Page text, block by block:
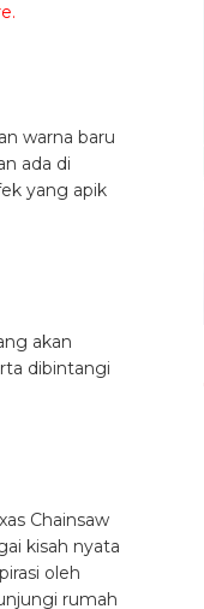
warna baru
ada di
yang apik
akan
dibintangi
Chainsaw
kisah nyata
oleh
rumah